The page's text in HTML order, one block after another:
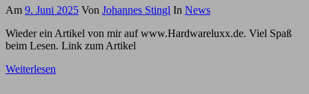
Am 9. Juni 2025 Von Johannes Stingl In News
Wieder ein Artikel von mir auf www.Hardwareluxx.de. Viel Spaß
beim Lesen. Link zum Artikel
Weiterlesen